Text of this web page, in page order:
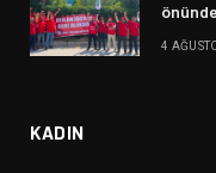
4
KADIN